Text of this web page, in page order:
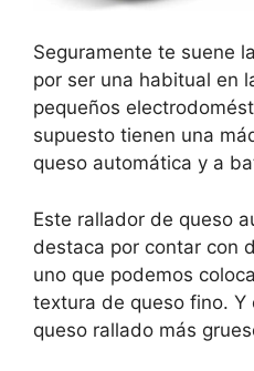
Seguramente te suene
por ser una habitual en
pequeños
supuesto tienen una
queso automática y a
Este rallador de queso
destaca por contar con
uno que podemos
textura de queso fino. Y
queso rallado más